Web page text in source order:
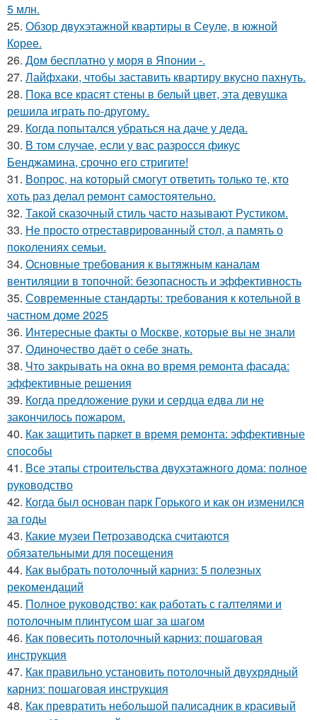
5 млн.
25. Обзор двухэтажной квартиры в Сеуле, в южной
Корее.
26. Дом бесплатно у моря в Японии -.
27. Лайфхаки, чтобы заставить квартиру вкусно пахнуть.
28. Пока все красят стены в белый цвет, эта девушка
решила играть по-другому.
29. Когда попытался убраться на даче у деда.
30. В том случае, если у вас разросся фикус
Бенджамина, срочно его стригите!
31. Вопрос, на который смогут ответить только те, кто
хоть раз делал ремонт самостоятельно.
32. Такой сказочный стиль часто называют Рустиком.
33. Не просто отреставрированный стол, а память о
поколениях семьи.
34. Основные требования к вытяжным каналам
вентиляции в топочной: безопасность и эффективность
35. Современные стандарты: требования к котельной в
частном доме 2025
36. Интересные факты о Москве, которые вы не знали
37. Одиночество даёт о себе знать.
38. Что закрывать на окна во время ремонта фасада:
эффективные решения
39. Когда предложение руки и сердца едва ли не
закончилось пожаром.
40. Как защитить паркет в время ремонта: эффективные
способы
41. Все этапы строительства двухэтажного дома: полное
руководство
42. Когда был основан парк Горького и как он изменился
за годы
43. Какие музеи Петрозаводска считаются
обязательными для посещения
44. Как выбрать потолочный карниз: 5 полезных
рекомендаций
45. Полное руководство: как работать с галтелями и
потолочным плинтусом шаг за шагом
46. Как повесить потолочный карниз: пошаговая
инструкция
47. Как правильно установить потолочный двухрядный
карниз: пошаговая инструкция
48. Как превратить небольшой палисадник в красивый